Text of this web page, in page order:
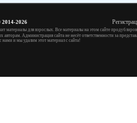
2014-2026
материалы для взрослых. Все материалы на этом сайте
авторам. Администрация сайта не несёт ответственности за
нами и мы удалим этот материал с сайта!